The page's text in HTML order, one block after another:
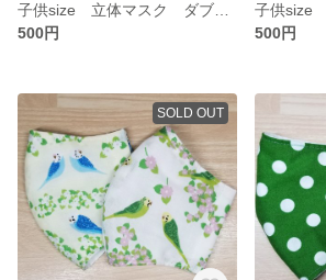
500円
500円
SOLD OUT